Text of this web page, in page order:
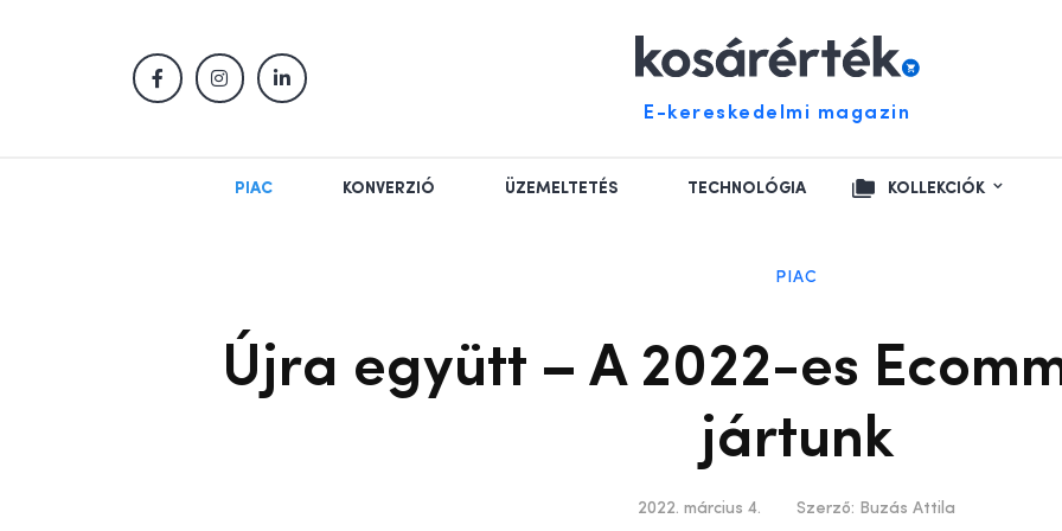
E-kereskedelmi magazin
PIAC KONVERZIÓ ÜZEMELTETÉS TECHNOLÓGIA KOLLEKCIÓK
PIAC
Újra együtt – A 2022-es
jártunk
2022. március 4. Szerző: Buzás Attila